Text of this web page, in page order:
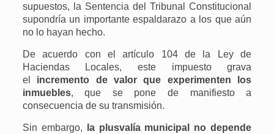
supuestos, la Sentencia del Tribunal Constitucional
supondría un importante espaldarazo a los que aún
no lo hayan hecho.
De acuerdo con el artículo 104 de la Ley de
Haciendas Locales, este impuesto grava
el incremento de valor que experimenten los
inmuebles, que se pone de manifiesto a
consecuencia de su transmisión.
Sin embargo,
la plusvalía municipal no depende